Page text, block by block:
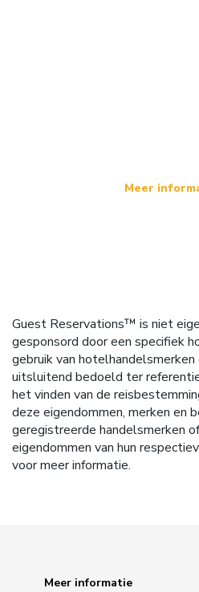
Meer
Guest Reservations™ is niet
gesponsord door een specifiek
gebruik van
uitsluitend bedoeld ter
het vinden van de
deze eigendommen, merken en
geregistreerde handelsmerken
eigendommen van hun
voor meer informatie.
Meer informatie